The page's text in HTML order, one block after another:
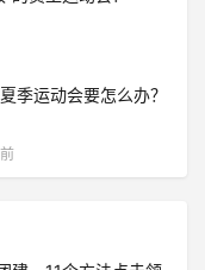
季运动会要怎么办？